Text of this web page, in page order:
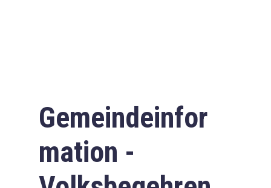
Gemeindeinfor
mation -